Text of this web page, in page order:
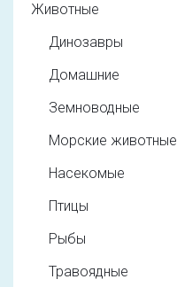
Животные
Динозавры
Домашние
Земноводные
Морские животные
Насекомые
Птицы
Рыбы
Травоядные